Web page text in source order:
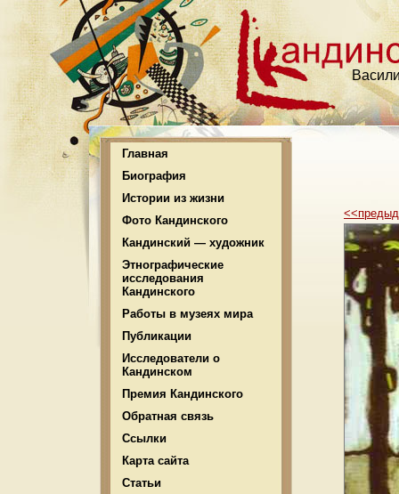
Главная
Биография
Истории из жизни
Фото Кандинского
Кандинский — художник
Этнографические
исследования
Кандинского
Работы в музеях мира
Публикации
Исследователи о
Кандинском
Премия Кандинского
Обратная связь
Ссылки
Карта сайта
Статьи